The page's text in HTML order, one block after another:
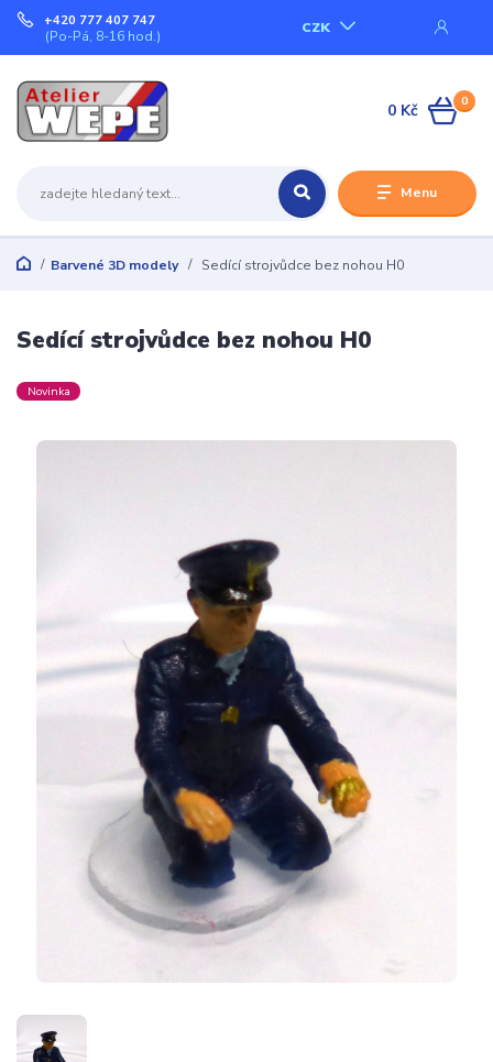
Menu
CZK
+420 777 407 747
(Po-Pá, 8-16 hod.)
0
0 Kč
Barvené 3D modely Sedící strojvůdce bez nohou H0
Sedící strojvůdce bez nohou H0
Novinka